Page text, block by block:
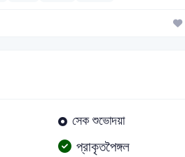
সেক শুভোদয়া
প্রাকৃতপৈঙ্গল